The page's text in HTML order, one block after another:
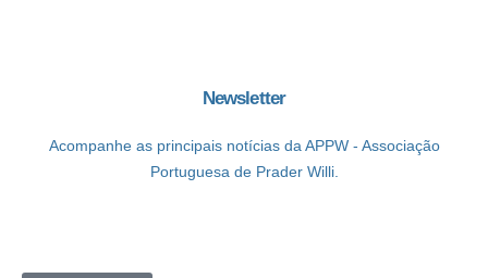
Newsletter
Acompanhe as principais notícias da APPW - Associação
Portuguesa de Prader Willi.